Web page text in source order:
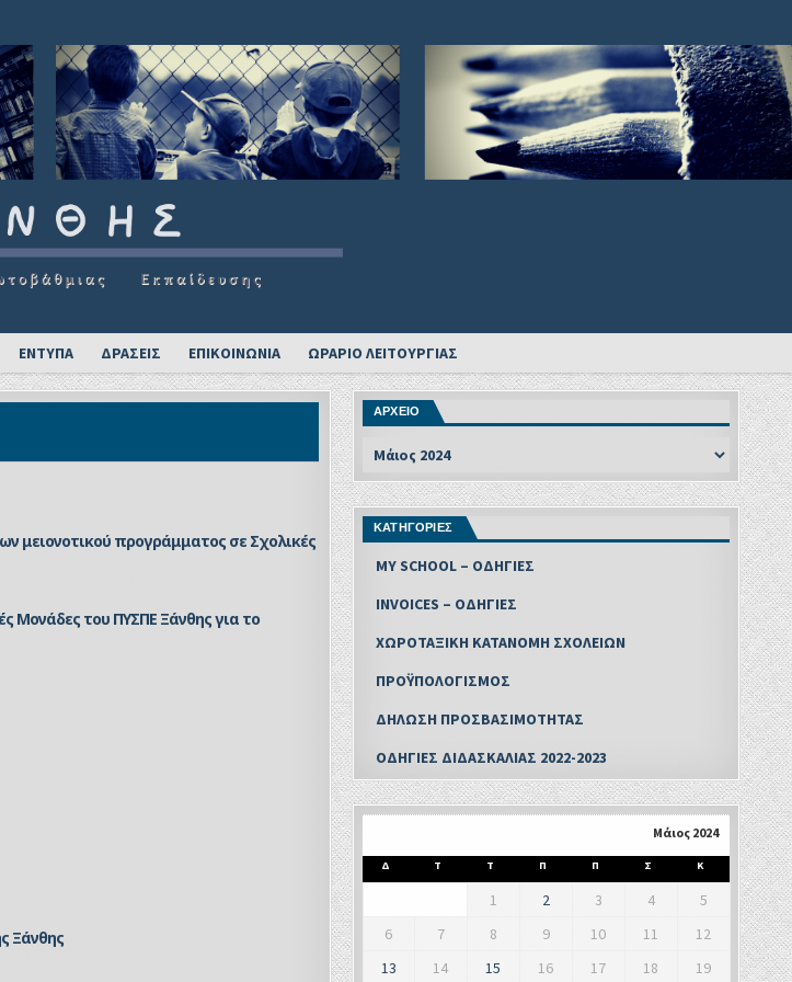
ΕΝΤΥΠΑ ΔΡΑΣΕΙΣ ΕΠΙΚΟΙΝΩΝΙΑ ΩΡΑΡΙΟ ΛΕΙΤΟΥΡΓΙΑΣ
μειονοτικού προγράμματος σε Σχολικές
Μονάδες του ΠΥΣΠΕ Ξάνθης για το
Ξάνθης
ΑΡΧΕΙΟ
ΚΑΤΗΓΟΡΙΕΣ
MY SCHOOL – ΟΔΗΓΙΕΣ
INVOICES – ΟΔΗΓΙΕΣ
ΧΩΡΟΤΑΞΙΚΗ ΚΑΤΑΝΟΜΗ ΣΧΟΛΕΙΩΝ
ΠΡΟΫΠΟΛΟΓΙΣΜΟΣ
ΔΗΛΩΣΗ ΠΡΟΣΒΑΣΙΜΟΤΗΤΑΣ
ΟΔΗΓΙΕΣ ΔΙΔΑΣΚΑΛΙΑΣ 2022-2023
Μάιος 2024
Δ Τ Τ Π Π Σ Κ
1 2 3 4
5
6
7 8 9 10 11
12
13
14 15 16 17 18 19